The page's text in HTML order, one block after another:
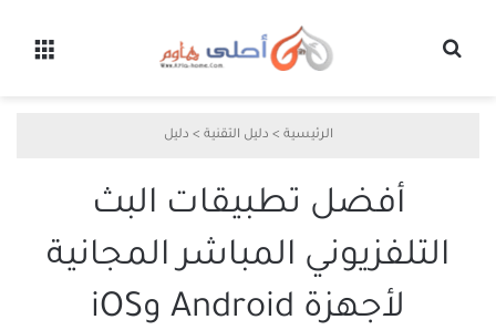
الرئيسية > دليل التقنية > دليل
أفضل تطبيقات البث
التلفزيوني المباشر المجانية
لأجهزة Android وiOS